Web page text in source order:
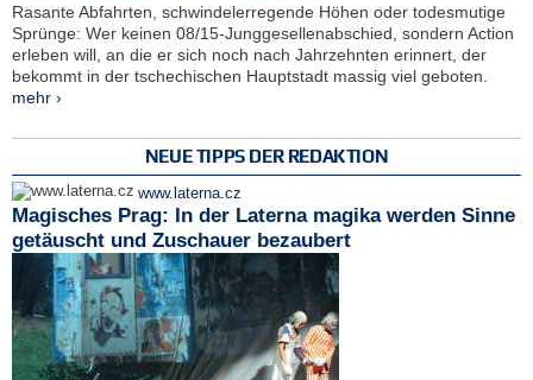
Rasante Abfahrten, schwindelerregende Höhen oder todesmutige
Sprünge: Wer keinen 08/15-Junggesellenabschied, sondern Action
erleben will, an die er sich noch nach Jahrzehnten erinnert, der
bekommt in der tschechischen Hauptstadt massig viel geboten.
mehr ›
NEUE TIPPS DER REDAKTION
www.laterna.cz
Magisches Prag: In der Laterna magika werden Sinne
getäuscht und Zuschauer bezaubert